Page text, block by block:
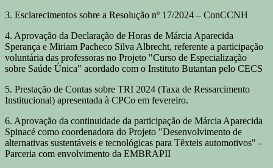
3. Esclarecimentos sobre a Resolução nº 17/2024 – ConCCNH
4. Aprovação da Declaração de Horas de Márcia Aparecida
Sperança e Miriam Pacheco Silva Albrecht, referente a participação
voluntária das professoras no Projeto "Curso de Especialização
sobre Saúde Única" acordado com o Instituto Butantan pelo CECS
5. Prestação de Contas sobre TRI 2024 (Taxa de Ressarcimento
Institucional) apresentada à CPCo em fevereiro.
6. Aprovação da continuidade da participação de Márcia Aparecida
Spinacé como coordenadora do Projeto "Desenvolvimento de
alternativas sustentáveis e tecnológicas para Têxteis automotivos" -
Parceria com envolvimento da EMBRAPII